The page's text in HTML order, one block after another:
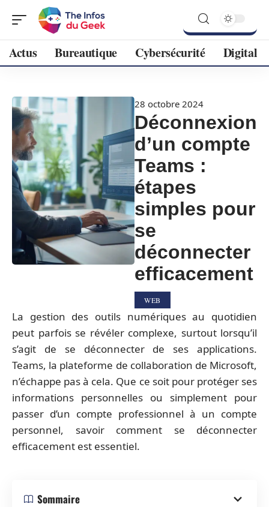
Actus Bureautique Cybersécurité Digital
28 octobre 2024
Déconnexion
d’un compte
Teams :
étapes
simples pour
se
déconnecter
efficacement
WEB
La gestion des outils numériques au quotidien
peut parfois se révéler complexe, surtout lorsqu’il
s’agit de se déconnecter de ses applications.
Teams, la plateforme de collaboration de Microsoft,
n’échappe pas à cela. Que ce soit pour protéger ses
informations personnelles ou simplement pour
passer d’un compte professionnel à un compte
personnel, savoir comment se déconnecter
efficacement est essentiel.
Sommaire